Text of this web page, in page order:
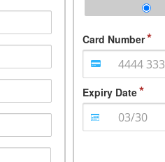
Card Number
Expiry Date